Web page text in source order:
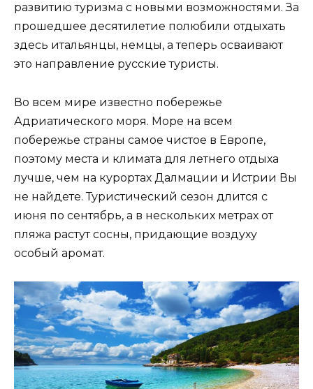
развитию туризма с новыми возможностями. За
прошедшее десятилетие полюбили отдыхать
здесь итальянцы, немцы, а теперь осваивают
это направление русские туристы.
Во всем мире известно побережье
Адриатического моря. Море на всем
побережье страны самое чистое в Европе,
поэтому места и климата для летнего отдыха
лучше, чем на курортах Далмации и Истрии Вы
не найдете. Туристический сезон длится с
июня по сентябрь, а в нескольких метрах от
пляжа растут сосны, придающие воздуху
особый аромат.